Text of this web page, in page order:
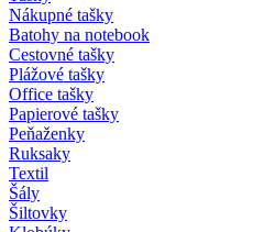
Nákupné tašky
Batohy na notebook
Cestovné tašky
Plážové tašky
Office tašky
Papierové tašky
Peňaženky
Ruksaky
Textil
Šály
Šiltovky